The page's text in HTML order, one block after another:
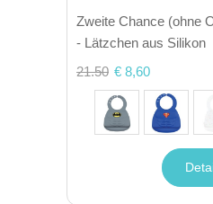
Zweite Chance (ohne
- Lätzchen aus Silikon
21.50 € 8,60